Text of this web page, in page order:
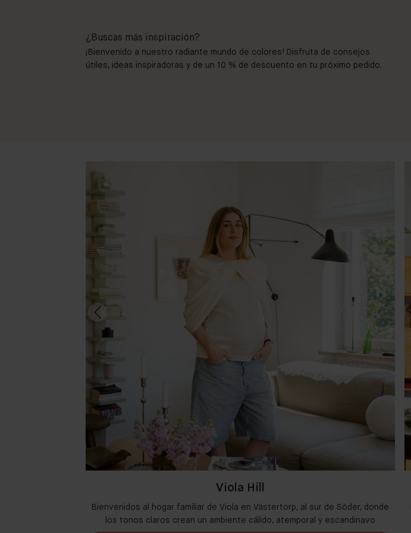
¿Buscas más inspiración?
¡Bienvenido a nuestro radiante mundo de colores! Disfruta de consejos
útiles, ideas inspiradoras y de un 10 % de descuento en tu próximo pedido.
Viola Hill
Bienvenidos al hogar familiar de Viola en Västertorp, al sur de Söder, donde
los tonos claros crean un ambiente cálido, atemporal y escandinavo